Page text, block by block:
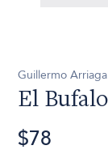
Guillermo Arriaga
El
$78